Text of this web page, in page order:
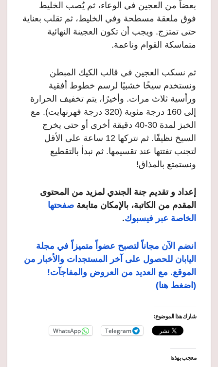
بعضاً من العجين في الوعاء، ثم يُصب الخليط
فوق ملعقة مسطحة وفي الخليط، ثم تقلب بعناية
حتى تمتزج. ويجب أن تكون العجينة النهائية
متماسكة القوام وناعمة.
ثم نسكب العجين في قالب الكيك المبطن
ونستخدم سيخًا خشبيًا لرسم خطوط أفقية
ورأسية ثلاث مرات. وأخيرًا، يتم تخفيف الحرارة
إلى 160 درجة مئوية (320 درجة فهرنهايت). مع
الخبز لمدة 30-40 دقيقة أخرى أو حتى يخرج
السيخ نظيفًا. ثم نتركها 12 ساعة على الأقل
لتجنب تفتتها عند تقسيمها. ثم نبدأ بالتقطيع
ونستمتع بالمذاق!
إعداد و تقديم جنة الجندي لمزيد من المحتوى
المقدم من الكاتبة، بالإمكان متابعة صفحتها
الخاصة عبر فيسبوك.
انضم الآن مجاناً لتصبح عضواً متميزاً في مجلة
اليابان للحصول على آخر المستجدات والأخبار من
الموقع. مع العديد من العروض والمفاجآت!
(اضغط هنا)
شارك هذا الموضوع:
Telegram
WhatsApp
معجب بهذه: